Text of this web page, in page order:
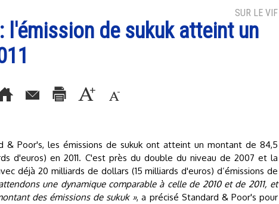
SUR LE VIF
l'émission de sukuk atteint un
& Poor's, les émissions de sukuk ont atteint un montant de 84,5
d'euros) en 2011. C'est près du double du niveau de 2007 et la
déjà 20 milliards de dollars (15 milliards d'euros) d’émissions de
une dynamique comparable à celle de 2010 et de 2011, et
des émissions de sukuk », a précisé Standard & Poor's pour